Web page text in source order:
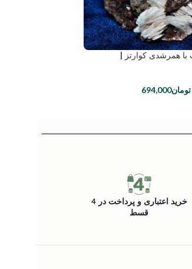
با همرشدی کوارتز |
تومان694,000
خرید اعتباری و پرداخت در 4
قسط